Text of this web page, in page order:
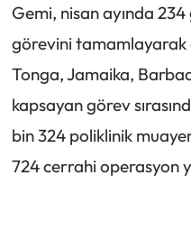
Gemi, nisan ayında 234
görevini tamamlayarak
Tonga, Jamaika,
kapsayan görev
bin 324 poliklinik
724 cerrahi operasyon